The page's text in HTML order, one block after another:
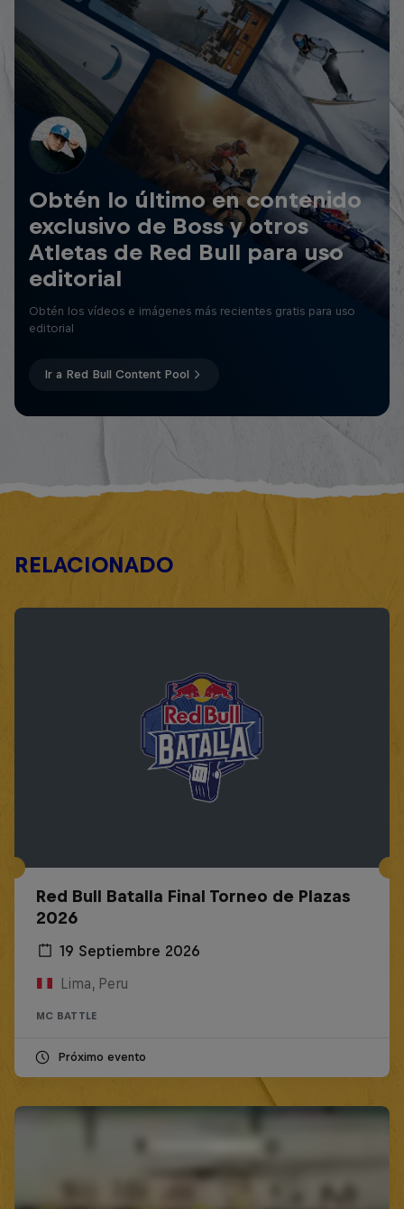
Obtén lo último en contenido
exclusivo de Boss y otros
Atletas de Red Bull para uso
editorial
Obtén los vídeos e imágenes más recientes gratis para uso
editorial
Ir a Red Bull Content Pool
RELACIONADO
Red Bull Batalla Final Torneo de Plazas
2026
19 Septiembre 2026
Lima, Peru
MC BATTLE
Próximo evento